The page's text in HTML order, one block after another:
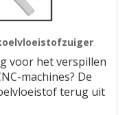
voor het verspillen
machines? De
terug uit